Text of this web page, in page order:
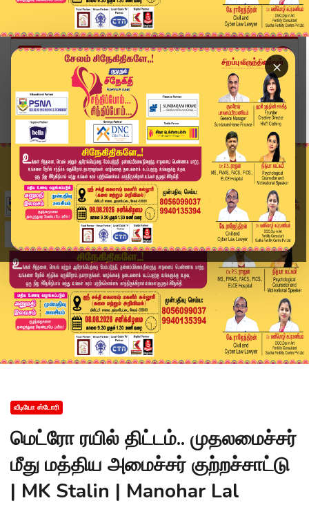
×
Home
வீடியோ ஸ்டோரி
மெட்ரோ ரயில் திட்டம்.. முதலமைச்சர் மீது மத்திய ...
வீடியோ ஸ்டோரி
மெட்ரோ ரயில் திட்டம்.. முதலமைச்சர்
மீது மத்திய அமைச்சர் குற்றச்சாட்டு
| MK Stalin | Manohar Lal